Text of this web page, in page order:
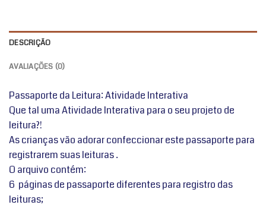
DESCRIÇÃO
AVALIAÇÕES (0)
Passaporte da Leitura: Atividade Interativa
Que tal uma Atividade Interativa para o seu projeto de
leitura?!
As crianças vão adorar confeccionar este passaporte para
registrarem suas leituras .
O arquivo contém:
6 páginas de passaporte diferentes para registro das
leituras;